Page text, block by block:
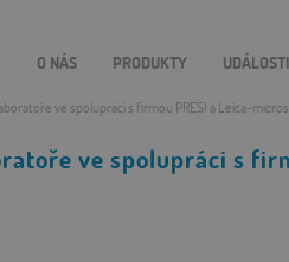
ve spolupráci s firmou PRESI a Leica-
O NÁS PRODUKTY UDÁLOSTI
ve spolupráci s